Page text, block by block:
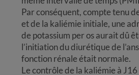
Par conséquent, compte tenu
et de la kaliémie initiale, une
de potassium per os aurait dû
l’initiation du diurétique de
fonction rénale était normale.
Le contrôle de la kaliémie à